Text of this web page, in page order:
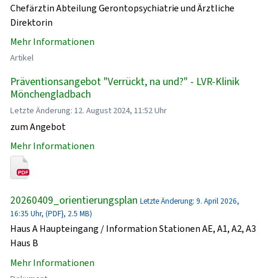
Chefärztin Abteilung Gerontopsychiatrie und Ärztliche
Direktorin
Mehr Informationen
Artikel
Präventionsangebot "Verrückt, na und?" - LVR-Klinik
Mönchengladbach
Letzte Änderung: 12. August 2024, 11:52 Uhr
zum Angebot
Mehr Informationen
20260409_orientierungsplan Letzte Änderung: 9. April 2026,
16:35 Uhr, (PDF}, 2.5 MB)
Haus A Haupteingang / Information Stationen AE, A1, A2, A3
Haus B
Mehr Informationen